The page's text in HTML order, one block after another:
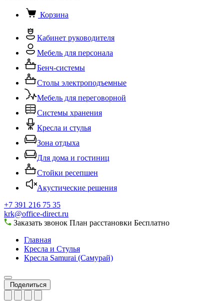
Корзина
Кабинет руководителя
Мебель для персонала
Бенч-системы
Столы электроподъемные
Мебель для переговорной
Системы хранения
Кресла и стулья
Зона отдыха
Для дома и гостиниц
Стойки ресепшен
Акустические решения
+7 391 216 75 35
krk@office-direct.ru
Заказать звонок План расстановки Бесплатно
Главная
Кресла и Стулья
Кресла Samurai (Самурай)
Поделиться